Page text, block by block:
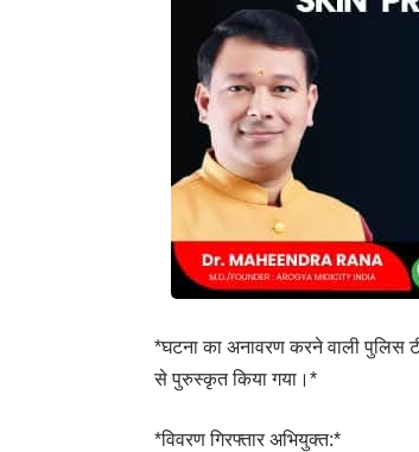
*घटना का अनावरण करने वाली पुलिस
से पुरुस्कृत किया गया।*
*विवरण गिरफ्तार अभियुक्त:*